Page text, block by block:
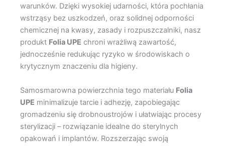
warunków. Dzięki wysokiej udarności, która pochłania
wstrząsy bez uszkodzeń, oraz solidnej odporności
chemicznej na kwasy, zasady i rozpuszczalniki, nasz
produkt Folia UPE chroni wrażliwą zawartość,
jednocześnie redukując ryzyko w środowiskach o
krytycznym znaczeniu dla higieny.
Samosmarowna powierzchnia tego materiału Folia
UPE minimalizuje tarcie i adhezję, zapobiegając
gromadzeniu się drobnoustrojów i ułatwiając procesy
sterylizacji – rozwiązanie idealne do sterylnych
opakowań i implantów. Rozszerzając swoją